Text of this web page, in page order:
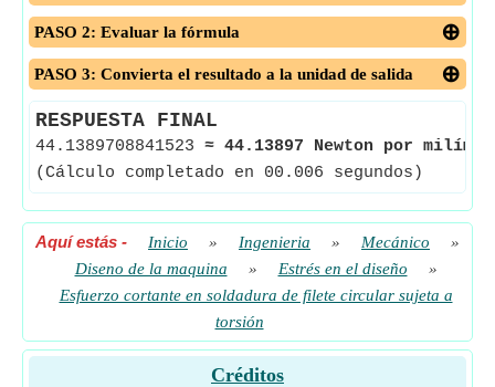
PASO 2: Evaluar la fórmula
PASO 3: Convierta el resultado a la unidad de salida
RESPUESTA FINAL
44.1389708841523 ≈ 44.13897 Newton por
(Cálculo completado en 00.006 segundos)
Aquí estás - Inicio » Ingenieria » Mecánico
»
Diseno de la maquina
» Estrés en el diseño
»
Esfuerzo cortante en soldadura de filete circular sujeta a
torsión
Créditos